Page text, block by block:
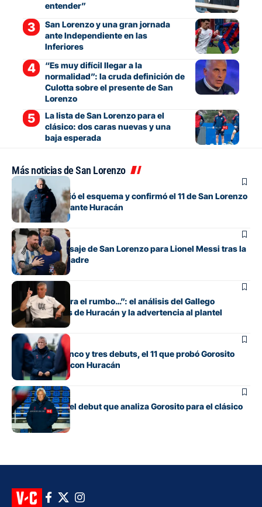
entender”
San Lorenzo y una gran jornada
ante Independiente en las
Inferiores
“Es muy difícil llegar a la
normalidad”: la cruda definición de
Culotta sobre el presente de San
Lorenzo
La lista de San Lorenzo para el
clásico: dos caras nuevas y una
baja esperada
Más noticias de San Lorenzo
Fútbol
Gorosito cambió el esquema y confirmó el 11 de San Lorenzo
para el clásico ante Huracán
Fútbol
El sentido mensaje de San Lorenzo para Lionel Messi tras la
muerte de su padre
Fútbol
“Si no encuentra el rumbo…”: el análisis del Gallego
González antes de Huracán y la advertencia al plantel
Fútbol
Con línea de cinco y tres debuts, el 11 que probó Gorosito
para el clásico con Huracán
Fútbol
Los cambios y el debut que analiza Gorosito para el clásico
con Huracán